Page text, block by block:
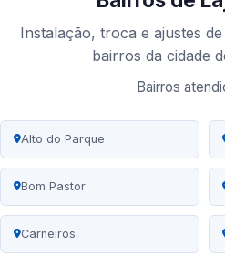
Instalação, troca e ajustes
bairros da cidade
Bairros
Alto do Parque
Bom Pastor
Carneiros